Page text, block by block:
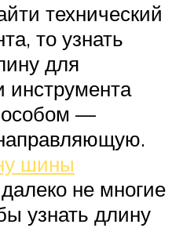
технический
то узнать
для
инструмента
—
шины
не многие
узнать длину